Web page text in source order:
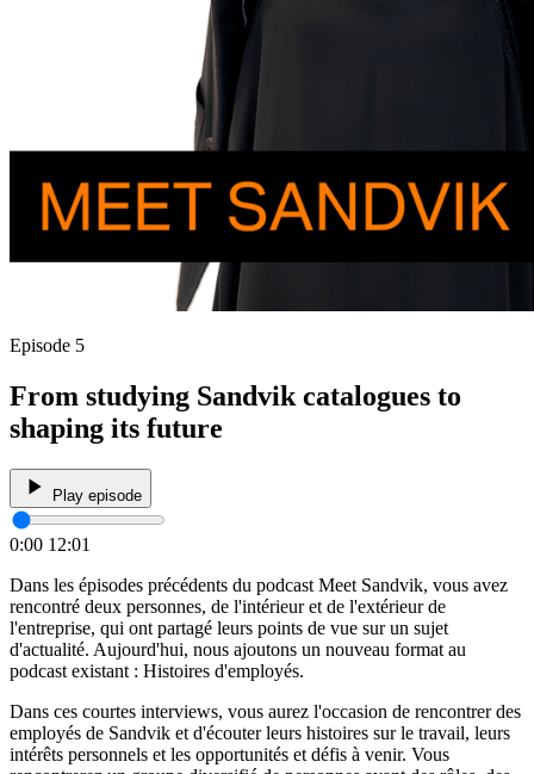
Episode 5
From studying Sandvik catalogues to
shaping its future
Play episode
0:00 12:01
Dans les épisodes précédents du podcast Meet Sandvik, vous avez
rencontré deux personnes, de l'intérieur et de l'extérieur de
l'entreprise, qui ont partagé leurs points de vue sur un sujet
d'actualité. Aujourd'hui, nous ajoutons un nouveau format au
podcast existant : Histoires d'employés.
Dans ces courtes interviews, vous aurez l'occasion de rencontrer des
employés de Sandvik et d'écouter leurs histoires sur le travail, leurs
intérêts personnels et les opportunités et défis à venir. Vous